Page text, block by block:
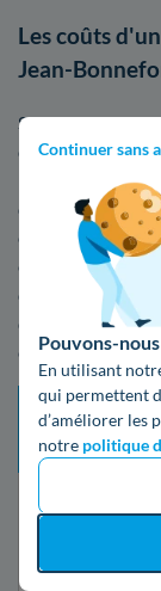
Continuer sans
Pouvons-
En utilisant
qui permettent
d’améliorer les
notre politique
Les coûts
Jean-
Si vous désirez
d'électricité lors
pas de faire les
d'arriver
compteur
effectivement
quelques jours à
différents coûts
choisirez :
Type de mise
Mise en